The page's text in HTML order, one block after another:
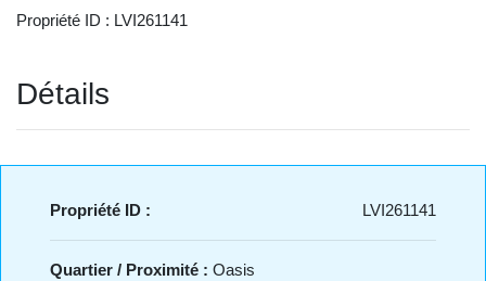
Propriété ID : LVI261141
Détails
Propriété ID : LVI261141
Quartier / Proximité : Oasis